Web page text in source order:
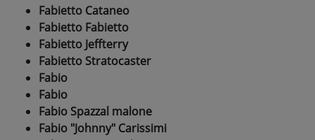
Fabietto Cataneo
Fabietto Fabietto
Fabietto Jeffterry
Fabietto Stratocaster
Fabio
Fabio
Fabio Spazzal malone
Fabio "Johnny" Carissimi